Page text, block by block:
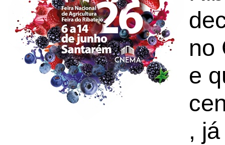
no
e
,